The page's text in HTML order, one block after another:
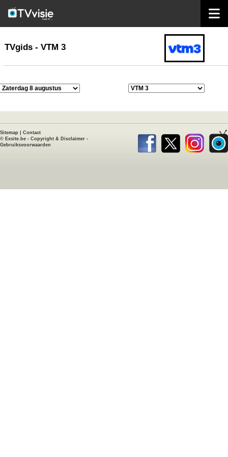
TVgids
TVgids - VTM 3
Sitemap
Contact
© Exsite.be - Copyright & Disclaimer -
Gebruiksvoorwaarden